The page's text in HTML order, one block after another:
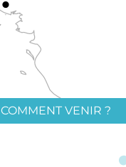
COMMENT VENIR ?